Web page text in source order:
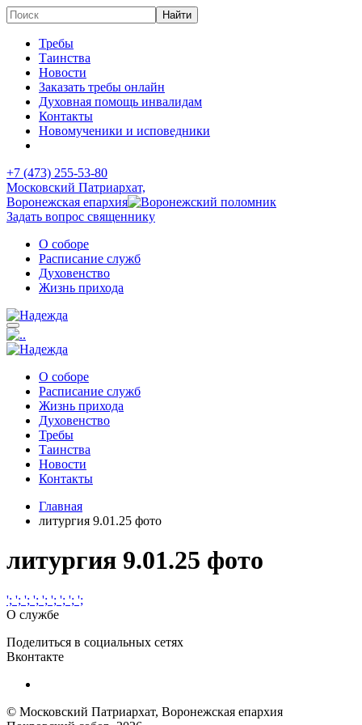
Требы
Таинства
Новости
Заказать требы онлайн
Духовная помощь инвалидам
Контакты
Новомученики и исповедники
+7 (473) 255-53-80
Московский Патриархат,
Воронежская епархия
Задать вопрос священнику
О соборе
Расписание служб
Духовенство
Жизнь прихода
О соборе
Расписание служб
Жизнь прихода
Духовенство
Требы
Таинства
Новости
Контакты
Главная
литургия 9.01.25 фото
литургия 9.01.25 фото
'; '; '; '; '; '; '; '; ';
О службе
Поделиться в социальных сетях
Вконтакте
© Московский Патриархат, Воронежcкая епархия